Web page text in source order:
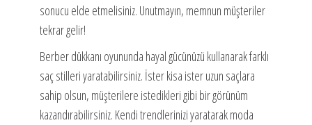
sonucu elde etmelisiniz. Unutmayın, memnun müşteriler
tekrar gelir!
Berber dükkanı oyununda hayal gücünüzü kullanarak farklı
saç stilleri yaratabilirsiniz. İster kisa ister uzun saçlara
sahip olsun, müşterilere istedikleri gibi bir görünüm
kazandırabilirsiniz. Kendi trendlerinizi yaratarak moda